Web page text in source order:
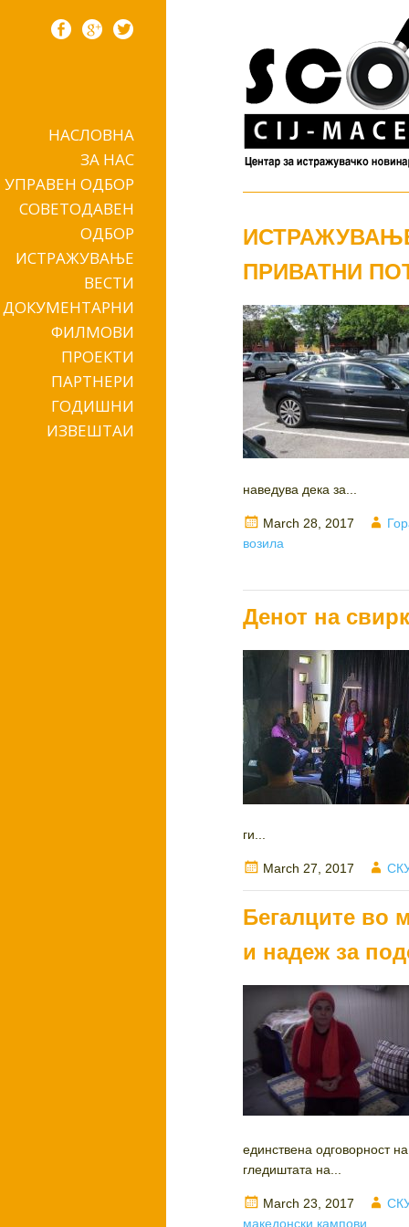
Skip to contentНАСЛОВНА
ЗА НАС
УПРАВЕН ОДБОР
СОВЕТОДАВЕН
ОДБОР
ИСТРАЖУВАЊЕ
ВЕСТИ
ДОКУМЕНТАРНИ
ФИЛМОВИ
ПРОЕКТИ
ПАРТНЕРИ
ГОДИШНИ
ИЗВЕШТАИ
ПРИВАТНИ
наведува дека за...
Posted
on
March 28, 2017
возила
Денот на
ги...
Posted
on
March 27, 2017
Бегалците во
и надеж за
единствена одговорност
гледиштата на...
Posted
on
March 23, 2017
македонски кампови